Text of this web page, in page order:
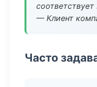
соответствует
— Клиент
Часто